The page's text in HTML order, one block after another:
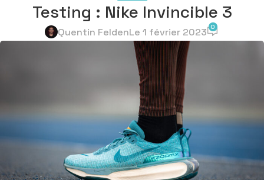
Testing : Nike Invincible 3
Quentin FeldenLe 1 février 2023 0